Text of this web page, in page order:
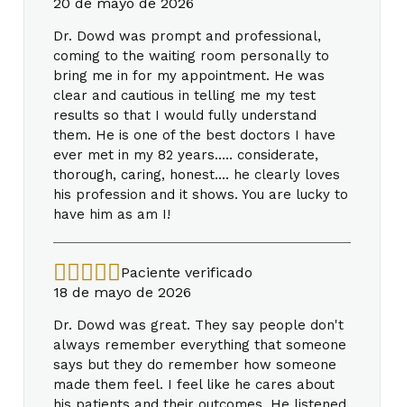
Dr. Dowd was prompt and professional,
coming to the waiting room personally to
bring me in for my appointment. He was
clear and cautious in telling me my test
results so that I would fully understand
them. He is one of the best doctors I have
ever met in my 82 years..... considerate,
thorough, caring, honest.... he clearly loves
his profession and it shows. You are lucky to
have him as am I!
Paciente verificado
18 de mayo de 2026
Dr. Dowd was great. They say people don't
always remember everything that someone
says but they do remember how someone
made them feel. I feel like he cares about